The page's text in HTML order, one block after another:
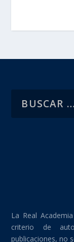
La Real
criterio de
publicaciones, no